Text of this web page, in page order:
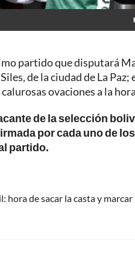
partido que disputará
de la ciudad de La
ovaciones a la
de la selección
por cada uno de
partido.
hora de sacar la casta y